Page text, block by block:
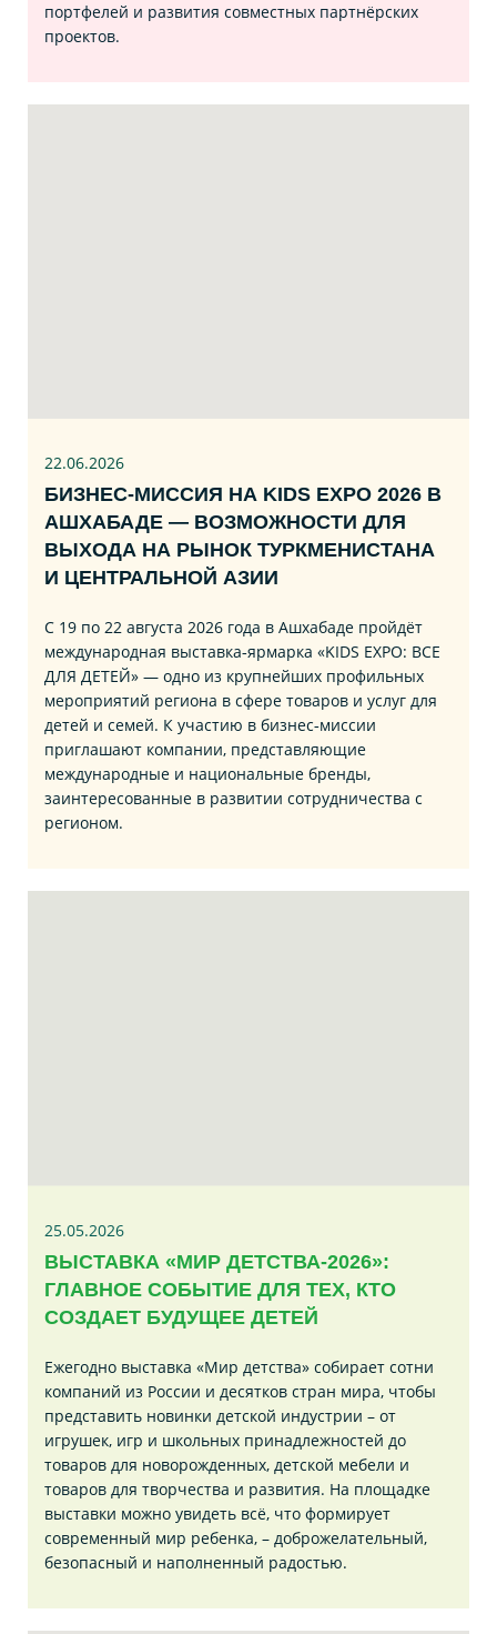
портфелей и развития совместных партнёрских
проектов.
22.06.2026
БИЗНЕС‑МИССИЯ НА KIDS EXPO 2026 В
АШХАБАДЕ — ВОЗМОЖНОСТИ ДЛЯ
ВЫХОДА НА РЫНОК ТУРКМЕНИСТАНА
И ЦЕНТРАЛЬНОЙ АЗИИ
С 19 по 22 августа 2026 года в Ашхабаде пройдёт
международная выставка‑ярмарка «KIDS EXPO: ВСЕ
ДЛЯ ДЕТЕЙ» — одно из крупнейших профильных
мероприятий региона в сфере товаров и услуг для
детей и семей. К участию в бизнес‑миссии
приглашают компании, представляющие
международные и национальные бренды,
заинтересованные в развитии сотрудничества с
регионом.
25.05.2026
ВЫСТАВКА «МИР ДЕТСТВА-2026»:
ГЛАВНОЕ СОБЫТИЕ ДЛЯ ТЕХ, КТО
СОЗДАЕТ БУДУЩЕЕ ДЕТЕЙ
Ежегодно выставка «Мир детства» собирает сотни
компаний из России и десятков стран мира, чтобы
представить новинки детской индустрии – от
игрушек, игр и школьных принадлежностей до
товаров для новорожденных, детской мебели и
товаров для творчества и развития. На площадке
выставки можно увидеть всё, что формирует
современный мир ребенка, – доброжелательный,
безопасный и наполненный радостью.